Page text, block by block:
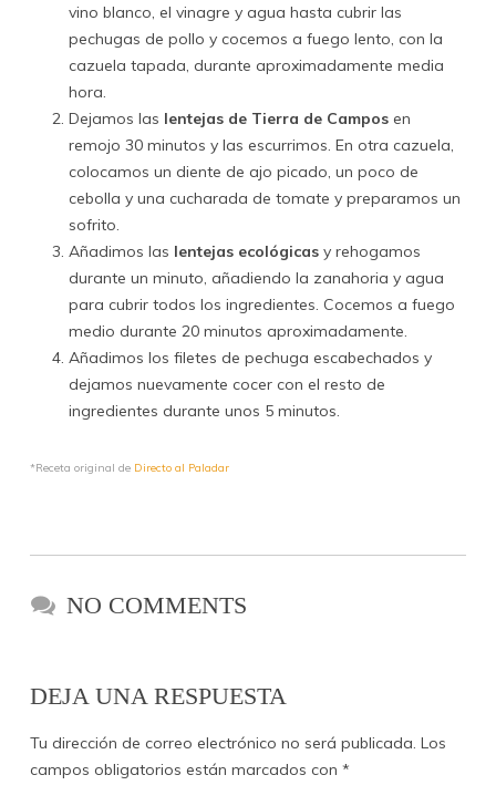
vino blanco, el vinagre y agua hasta cubrir las
pechugas de pollo y cocemos a fuego lento, con la
cazuela tapada, durante aproximadamente media
hora.
Dejamos las lentejas de Tierra de Camposen
remojo 30 minutos y las escurrimos. En otra cazuela,
colocamos un diente de ajo picado, un poco de
cebolla y una cucharada de tomate y preparamos un
sofrito.
Añadimos las lentejas ecológicasy rehogamos
durante un minuto, añadiendo la zanahoria y agua
para cubrir todos los ingredientes. Cocemos a fuego
medio durante 20 minutos aproximadamente.
Añadimos los filetes de pechuga escabechados y
dejamos nuevamente cocer con el resto de
ingredientes durante unos 5 minutos.
*Receta original de Directo al Paladar
NO COMMENTS
DEJA UNA RESPUESTA
Tu dirección de correo electrónico no será publicada. Los
campos obligatorios están marcados con *